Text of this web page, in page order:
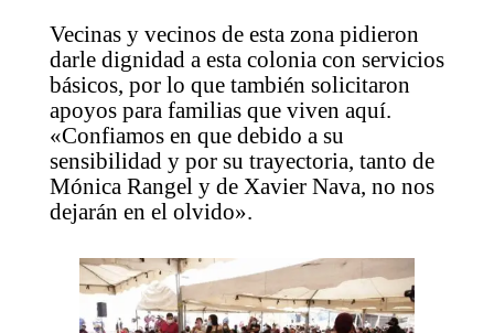
Vecinas y vecinos de esta zona pidieron
darle dignidad a esta colonia con servicios
básicos, por lo que también solicitaron
apoyos para familias que viven aquí.
«Confiamos en que debido a su
sensibilidad y por su trayectoria, tanto de
Mónica Rangel y de Xavier Nava, no nos
dejarán en el olvido».